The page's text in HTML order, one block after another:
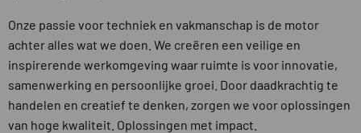
Onze passie voor techniek en vakmanschap is de motor
achter alles wat we doen. We creëren een veilige en
inspirerende werkomgeving waar ruimte is voor innovatie,
samenwerking en persoonlijke groei. Door daadkrachtig te
handelen en creatief te denken, zorgen we voor oplossingen
van hoge kwaliteit. Oplossingen met impact.